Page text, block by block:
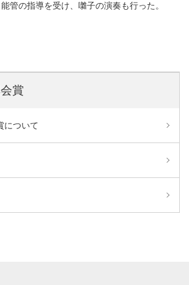
管の指導を受け、囃子の演奏も行った。
賞
について